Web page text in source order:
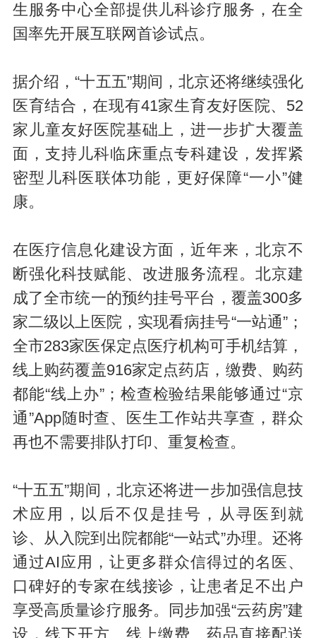
生服务中心全部提供儿科诊疗服务，在全
国率先开展互联网首诊试点。
据介绍，“十五五”期间，北京还将继续强化
医育结合，在现有41家生育友好医院、52
家儿童友好医院基础上，进一步扩大覆盖
面，支持儿科临床重点专科建设，发挥紧
密型儿科医联体功能，更好保障“一小”健
康。
在医疗信息化建设方面，近年来，北京不
断强化科技赋能、改进服务流程。北京建
成了全市统一的预约挂号平台，覆盖300多
家二级以上医院，实现看病挂号“一站通”；
全市283家医保定点医疗机构可手机结算，
线上购药覆盖916家定点药店，缴费、购药
都能“线上办”；检查检验结果能够通过“京
通”App随时查、医生工作站共享查，群众
再也不需要排队打印、重复检查。
“十五五”期间，北京还将进一步加强信息技
术应用，以后不仅是挂号，从寻医到就
诊、从入院到出院都能“一站式”办理。还将
通过AI应用，让更多群众信得过的名医、
口碑好的专家在线接诊，让患者足不出户
享受高质量诊疗服务。同步加强“云药房”建
设，线下开方、线上缴费、药品直接配送